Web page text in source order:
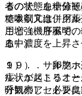
者の状態を十分
糖吸収亢進、グ
用増強、肝臓で
る）］。
１９）． 卵胞ホ
ル、エストリオ
呼気のアセトン
るので、血糖値
て本剤又は併用
こと（機序不明
血中濃度を上昇
９）． サルファ
症状が起こるこ
分観察し、必要